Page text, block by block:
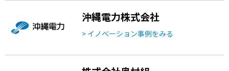
沖縄電力株式会社
> イノベーション事例をみる